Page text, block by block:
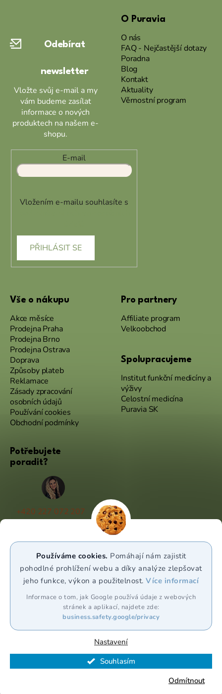
Používáme cookies. Pomáhají nám zajistit
pohodlné prohlížení webu a díky analýze zlepšovat
jeho funkce, výkon a použitelnost.Více informací
Informace o tom, jak Google používá údaje z webových
stránek a aplikací, najdete zde:
business.safety.google/privacy
Nastavení
Odmítnout
Souhlasím
Odebírat
newsletter
Vložte svůj e-mail a my
vám budeme zasílat
informace o nových
produktech na našem e-
shopu.
E-mail
Vložením e-mailu souhlasíte s
PŘIHLÁSIT SE
O Puravia
O nás
FAQ - Nejčastější dotazy
Poradna
Blog
Kontakt
Aktuality
Věrnostní program
Vše o nákupu
Akce měsíce
Prodejna Praha
Prodejna Brno
Prodejna Ostrava
Doprava
Způsoby plateb
Reklamace
Zásady zpracování
osobních údajů
Používání cookies
Obchodní podmínky
Pro partnery
Affiliate program
Velkoobchod
Spolupracujeme
Institut funkční medicíny a
výživy
Celostní medicína
Puravia SK
Potřebujete
poradit?
+420 227 072 207
(Po - Pá 9:00 - 17:00)
WhatsApp
Vytvořil Shoptet Premium
. Všechna práva vyhrazena.